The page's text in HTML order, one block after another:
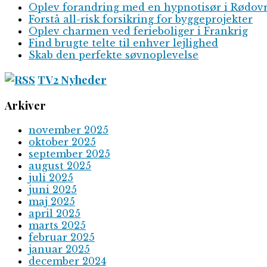
Oplev forandring med en hypnotisør i
Forstå all-risk forsikring for byggeprojekter
Oplev charmen ved ferieboliger i Frankrig
Find brugte telte til enhver lejlighed
Skab den perfekte søvnoplevelse
TV2 Nyheder
Arkiver
november 2025
oktober 2025
september 2025
august 2025
juli 2025
juni 2025
maj 2025
april 2025
marts 2025
februar 2025
januar 2025
december 2024